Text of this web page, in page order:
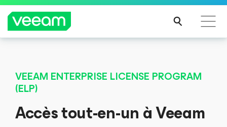
impactés par la mise à jour de CrowdStrike
LIRE
SUIT
VEEAM ENTERPRISE LICENSE PROGRAM
(ELP)
Accès tout-en-un à Veeam